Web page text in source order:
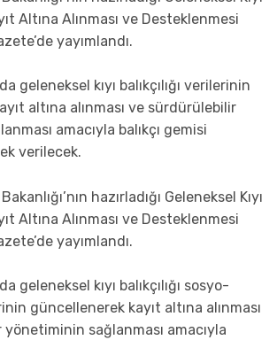
Altına Alınması ve Desteklenmesi
yayımlandı.
geleneksel kıyı balıkçılığı verilerinin
altına alınması ve sürdürülebilir
amacıyla balıkçı gemisi
verilecek.
hazırladığı Geleneksel Kıyı
Altına Alınması ve Desteklenmesi
yayımlandı.
geleneksel kıyı balıkçılığı sosyo-
güncellenerek kayıt altına alınması
sağlanması amacıyla